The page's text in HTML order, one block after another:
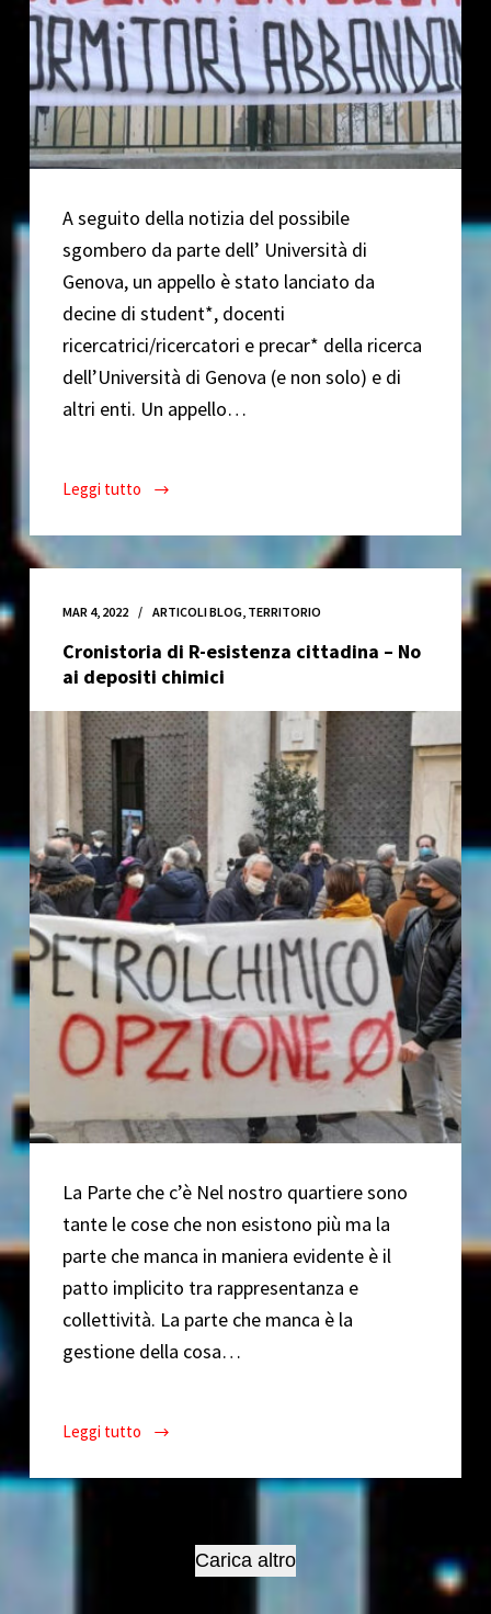
A seguito della notizia del possibile
sgombero da parte dell’ Università di
Genova, un appello è stato lanciato da
decine di student*, docenti
ricercatrici/ricercatori e precar* della ricerca
dell’Università di Genova (e non solo) e di
altri enti. Un appello…
Leggi tutto
Il
ricerca
della
cultura
si
mobilita
Laboratorio
Sociale
Occupato
Autogestito
Buridda.
MAR 4, 2022 ARTICOLI BLOG, TERRITORIO
Cronistoria di R-esistenza cittadina – No
ai depositi chimici
La Parte che c’è Nel nostro quartiere sono
tante le cose che non esistono più ma la
parte che manca in maniera evidente è il
patto implicito tra rappresentanza e
collettività. La parte che manca è la
gestione della cosa…
Leggi tutto
Cronistoria
Carica altro